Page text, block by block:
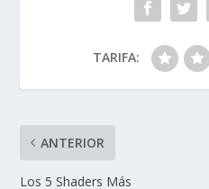
TARIFA:
ANTERIOR
Los 5 Shaders Más